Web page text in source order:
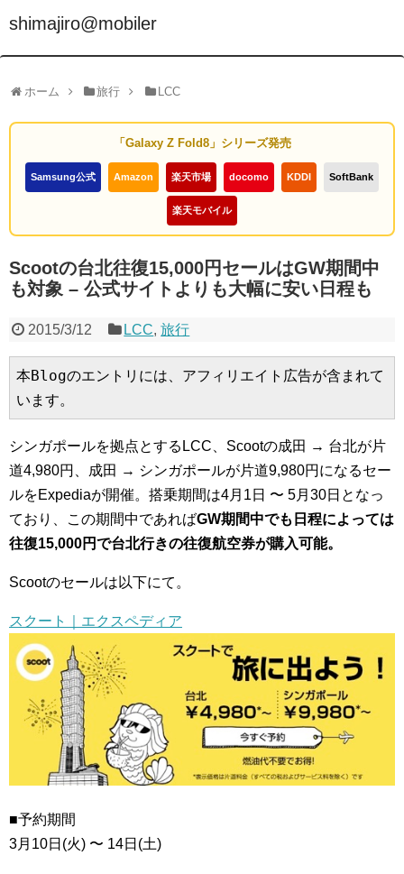
shimajiro@mobiler
ホーム 旅行 LCC
「Galaxy Z Fold8」シリーズ発売
Samsung公式 Amazon 楽天市場 docomo KDDI SoftBank
楽天モバイル
Scootの台北往復15,000円セールはGW期間中
も対象 – 公式サイトよりも大幅に安い日程も
2015/3/12 LCC,旅行
本Blogのエントリには、アフィリエイト広告が含まれて
います。
シンガポールを拠点とするLCC、Scootの成田 → 台北が片
道4,980円、成田 → シンガポールが片道9,980円になるセー
ルをExpediaが開催。搭乗期間は4月1日 〜 5月30日となっ
ており、この期間中であればGW期間中でも日程によっては
往復15,000円で台北行きの往復航空券が購入可能。
Scootのセールは以下にて。
スクート｜エクスペディア
■予約期間
3月10日(火) 〜 14日(土)